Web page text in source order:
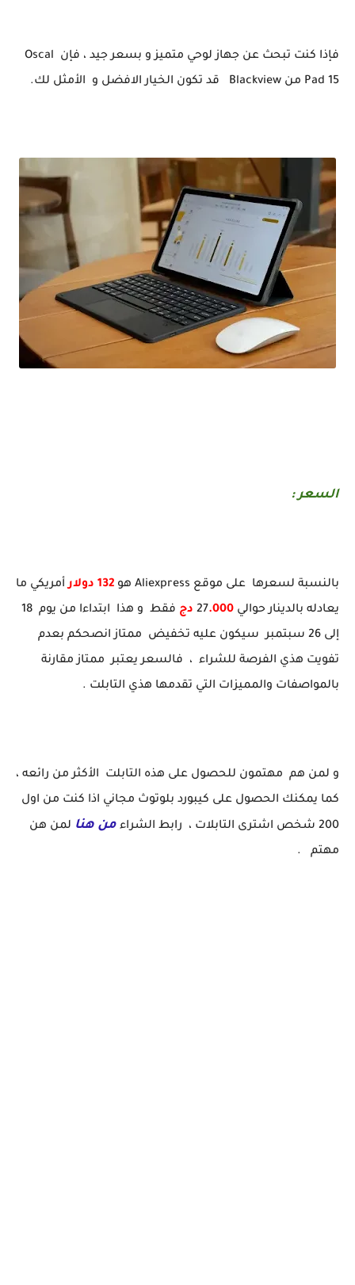
فإذا كنت تبحث عن جهاز لوحي متميز و بسعر جيد ، فإن Oscal
Pad 15 من Blackview قد تكون الخيار الافضل و الأمثل لك.
السعر :
بالنسبة لسعرها على موقع Aliexpress هو 132 دولار
أمريكي ما
يعادله بالدينار حوالي 27 .000 دج
فقط و هذا ابتداءا من يوم 18
إلى 26 سبتمبر سيكون عليه تخفيض ممتاز انصحكم بعدم
تفويت هذي الفرصة للشراء ، فالسعر يعتبر ممتاز مقارنة
بالمواصفات والمميزات التي تقدمها هذي التابلت .
و لمن هم مهتمون للحصول على هذه التابلت الأكثر من رائعه ،
كما يمكنك الحصول على كيبورد بلوتوث مجاني اذا كنت من اول
200 شخص اشترى التابلات ، رابط الشراء من هنا لمن هن
مهتم .